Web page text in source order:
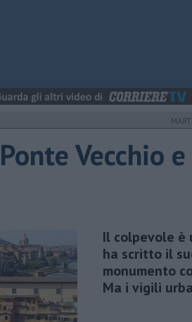
Vecchio
Il colpevole è
ha scritto il
monumento
Ma i vigili